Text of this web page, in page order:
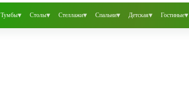
Тумбы▾ Столы▾ Стеллажи▾ Спальни▾ Детская▾ Гостиные▾